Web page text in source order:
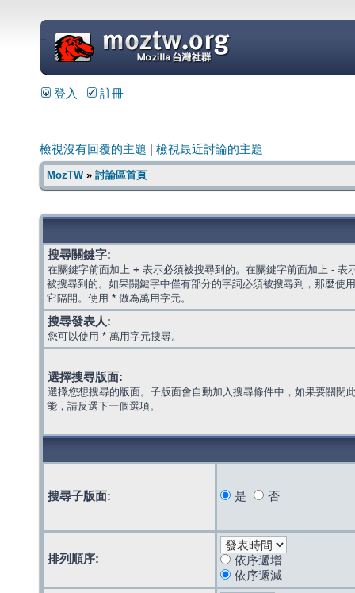
=
登入 註冊
檢視沒有回覆的主題 檢視最近討論的主題
MozTW» 討論區首頁
搜尋關鍵字:
在關鍵字前面加上 + 表示必須被搜尋到的。在關鍵字前面加上 - 表
被搜尋到的。如果關鍵字中僅有部分的字詞必須被搜尋到，那麼使
它隔開。使用 * 做為萬用字元。
搜尋發表人:
您可以使用 * 萬用字元搜尋。
選擇搜尋版面:
選擇您想搜尋的版面。子版面會自動加入搜尋條件中，如果要關閉
能，請反選下一個選項。
搜尋子版面: 是 否
排列順序:
依序遞增
依序遞減